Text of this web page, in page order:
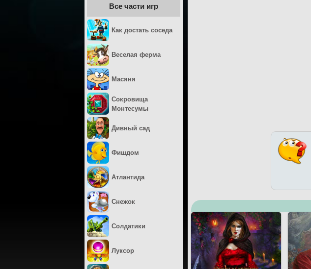
Все части игр
Как достать соседа
Веселая ферма
Масяня
Сокровища
Монтесумы
Дивный сад
Фишдом
Атлантида
Снежок
Солдатики
Луксор